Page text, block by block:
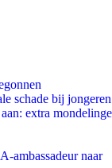
schade bij jongeren
extra mondelinge
ambassadeur naar